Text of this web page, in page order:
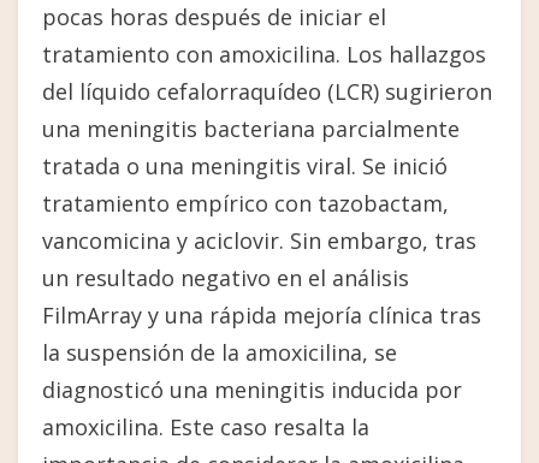
pocas horas después de iniciar el
tratamiento con amoxicilina. Los hallazgos
del líquido cefalorraquídeo (LCR) sugirieron
una meningitis bacteriana parcialmente
tratada o una meningitis viral. Se inició
tratamiento empírico con tazobactam,
vancomicina y aciclovir. Sin embargo, tras
un resultado negativo en el análisis
FilmArray y una rápida mejoría clínica tras
la suspensión de la amoxicilina, se
diagnosticó una meningitis inducida por
amoxicilina. Este caso resalta la